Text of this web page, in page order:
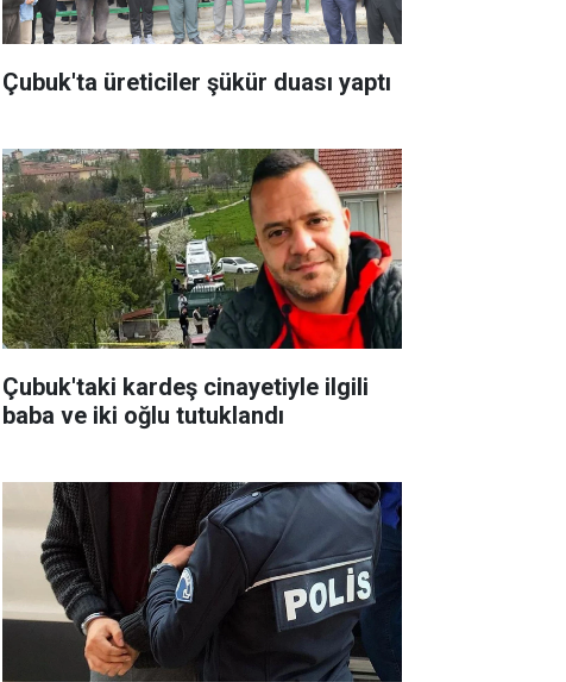
Çubuk'ta üreticiler şükür duası yaptı
Çubuk'taki kardeş cinayetiyle ilgili
baba ve iki oğlu tutuklandı